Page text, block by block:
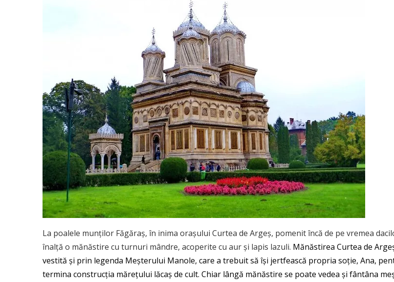
La poalele munților Făgăraș, în inima orașului Curtea de Argeș, pomenit încă de pe vremea
înalță o mănăstire cu turnuri mândre, acoperite cu aur și lapis lazuli. Mănăstirea Curtea de
vestită și prin legenda Meșterului Manole, care a trebuit să își jertfească propria soție, Ana,
termina construcția mărețului lăcaș de cult. Chiar lângă mănăstire se poate vedea și fântâna